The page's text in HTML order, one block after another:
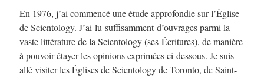
En 1976, j’ai commencé une étude approfondie sur l’Église
de Scientology. J’ai lu suffisamment d’ouvrages parmi la
vaste littérature de la Scientology (ses Écritures), de manière
à pouvoir étayer les opinions exprimées ci-dessous. Je suis
allé visiter les Églises de Scientology de Toronto, de Saint-